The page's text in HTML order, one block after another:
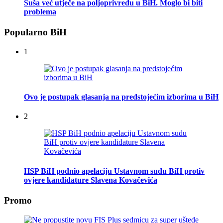
Suša već utječe na poljoprivredu u BiH. Moglo bi biti
problema
Popularno BiH
1
Ovo je postupak glasanja na predstojećim izborima u BiH
2
HSP BiH podnio apelaciju Ustavnom sudu BiH protiv
ovjere kandidature Slavena Kovačevića
Promo